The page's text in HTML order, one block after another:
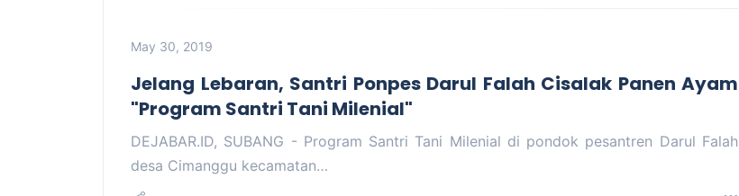
May 30, 2019
Jelang Lebaran, Santri Ponpes Darul Falah Cisalak Panen Ayam
"Program Santri Tani Milenial"
DEJABAR.ID, SUBANG - Program Santri Tani Milenial di pondok pesantren Darul Falah
desa Cimanggu kecamatan…